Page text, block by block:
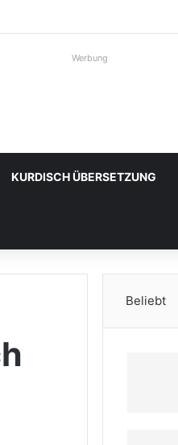
Werbung
KURDISCH ÜBERSETZUNG
Beliebt